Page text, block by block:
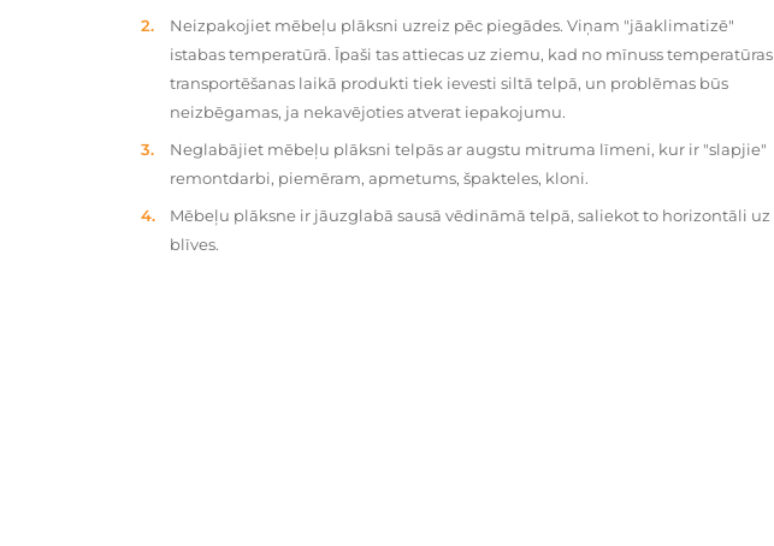
Neizpakojiet mēbeļu plāksni uzreiz pēc piegādes. Viņam "jāaklimatizē"
istabas temperatūrā. Īpaši tas attiecas uz ziemu, kad no mīnuss temperatūras
transportēšanas laikā produkti tiek ievesti siltā telpā, un problēmas būs
neizbēgamas, ja nekavējoties atverat iepakojumu.
Neglabājiet mēbeļu plāksni telpās ar augstu mitruma līmeni, kur ir "slapjie"
remontdarbi, piemēram, apmetums, špakteles, kloni.
Mēbeļu plāksne ir jāuzglabā sausā vēdināmā telpā, saliekot to horizontāli uz
blīves.